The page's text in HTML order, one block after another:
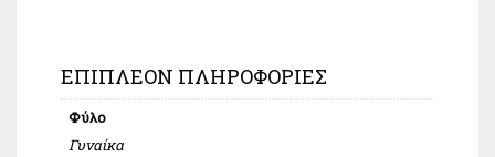
ΕΠΙΠΛΈΟΝ ΠΛΗΡΟΦΟΡΊΕΣ
Φύλο
Γυναίκα